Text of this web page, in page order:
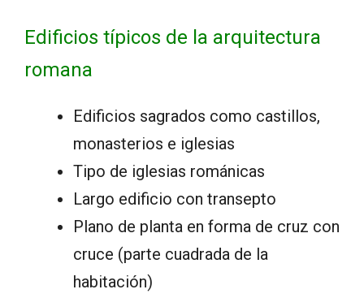
Edificios típicos de la arquitectura
romana
Edificios sagrados como castillos,
monasterios e iglesias
Tipo de iglesias románicas
Largo edificio con transepto
Plano de planta en forma de cruz con
cruce (parte cuadrada de la
habitación)